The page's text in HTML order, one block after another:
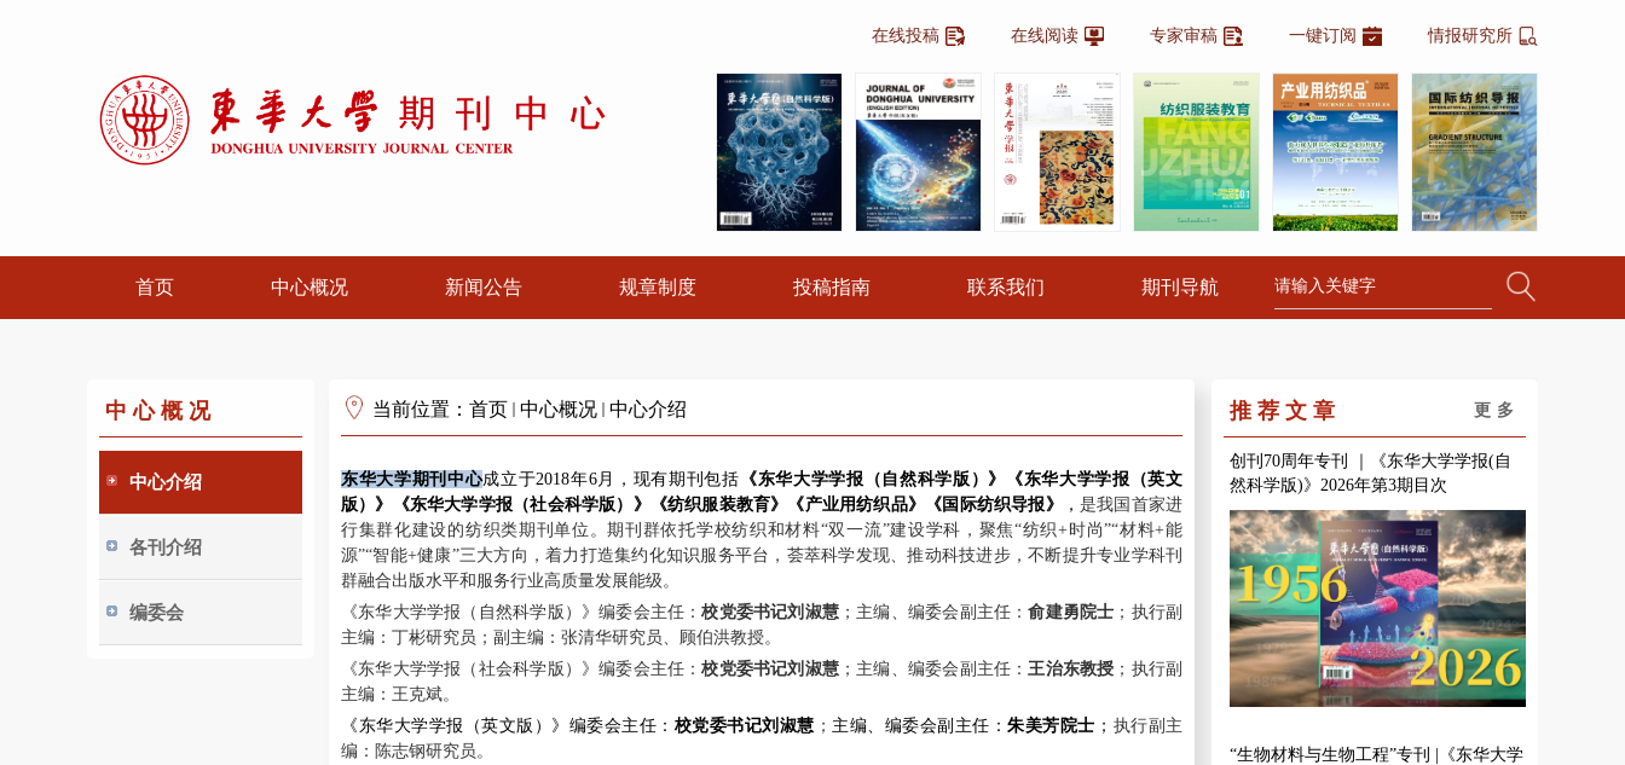
在线投稿 在线阅读 专家审稿 一键订阅 情报研究所
首页 中心概况 新闻公告 规章制度 投稿指南 联系我们 期刊导航
中心概况
中心介绍
各刊介绍
编委会
当前位置： 首页 中心概况 中心介绍
东华大学期刊中心成立于2018年6月，现有期刊包括 《东华大学学报（自然科学版）》《东华大学学报（英文
版）》《东华大学学报（社会科学版）》《纺织服装教育》《产业用纺织品》《国际纺织导报》
， 是我国首家进
行集群化建设的纺织类期刊单位。期刊群依托学校纺织和材料“双一流”建设学科，聚焦“纺织+时尚”“材料+能
源”“智能+健康”三大方向，着力打造集约化知识服务平台，荟萃科学发现、推动科技进步，不断提升专业学科刊
群融合出版水平和服务行业高质量发展能级。
《东华大学学报（自然科学版）》编委会主任 ：校党委书记刘淑慧 ； 主编、编委会副主任：俞建勇院士 ； 执行副
主编：丁彬研究员；副主编：张清华研究员、
顾伯洪教授。
《东华大学学报（社会科学版）》编委会主任：校党委书记刘淑慧 ； 主编、编委会副主任：王治东教授 ； 执行副
主编：王克斌。
《东华大学学报（英文版）》 编委会主任： 校党委书记刘淑慧 ； 主编、编委会副主任：朱美芳院士 ； 执行副主
编：陈志钢研究员。
推荐文章 更多
创刊70周年专刊 ｜《东华大学学报(自
然科学版)》2026年第3期目次
“生物材料与生物工程”专刊 |《东华大学